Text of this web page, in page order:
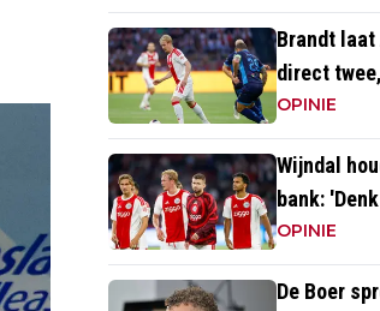
Brandt laat
direct
gewoon
OPINIE
Wijndal
bank:
goede
OPINIE
De Boer